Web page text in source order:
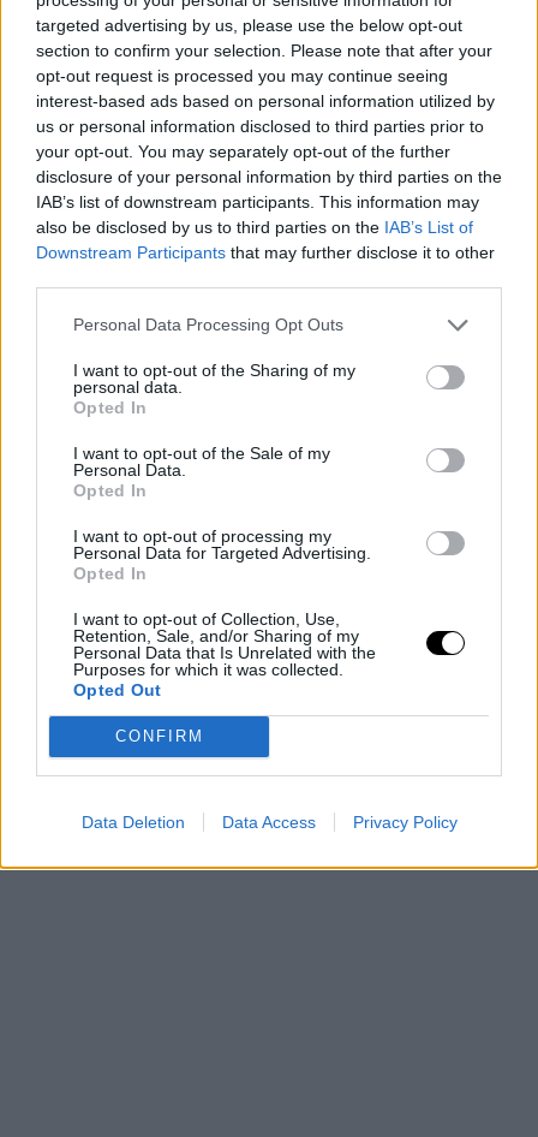
targeted advertising by us, please use the below opt-out
section to confirm your selection. Please note that after your
opt-out request is processed you may continue seeing
interest-based ads based on personal information utilized by
us or personal information disclosed to third parties prior to
your opt-out. You may separately opt-out of the further
disclosure of your personal information by third parties on the
IAB’s list of downstream participants. This information may
also be disclosed by us to third parties on the IAB’s List of
Downstream Participants that may further disclose it to other
Personal Data Processing Opt Outs
I want to opt-out of the Sharing of my
personal data.
Opted In
I want to opt-out of the Sale of my
Personal Data.
Opted In
I want to opt-out of processing my
Personal Data for Targeted Advertising.
Opted In
I want to opt-out of Collection, Use,
Retention, Sale, and/or Sharing of my
Personal Data that Is Unrelated with the
Purposes for which it was collected.
Opted Out
CONFIRM
Data Deletion Data Access Privacy Policy
El dominio estadounidense en el MVP ha caído
brutalmente
Los últimos 8 MVP's han sido internacionales
(via@kirkgoldsberry)pic.twitter.com/oCP16HLhPf
— NBA - Jordi de Mas (@demas6Basket)May 18, 2026
romper la racha y devolver el MVP a los Estados Unidos,
se vienen a la mente varios nombres.
Jayson Tatum
puede ser uno de los más recurrentes, pero también
Jalen Brunson. Mirando al futuro, parece complicado
que hombres como
no se generen las oportunidades necesarias para
hacerse en algún momento con este galardón y frenar
una racha realmente impresionante.